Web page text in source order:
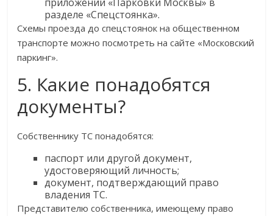
приложении «Парковки Москвы» в
разделе «Спецстоянка».
Схемы проезда до спецстоянок на общественном
транспорте можно посмотреть на сайте «Московский
паркинг».
5. Какие понадобятся
документы?
Собственнику ТС понадобятся:
паспорт или другой документ,
удостоверяющий личность;
документ, подтверждающий право
владения ТС.
Представителю собственника, имеющему право